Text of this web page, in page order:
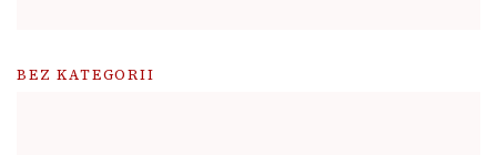
BEZ KATEGORII